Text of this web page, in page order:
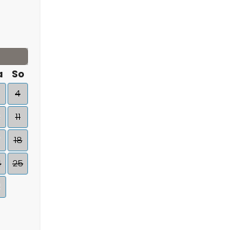
So
4
11
18
25